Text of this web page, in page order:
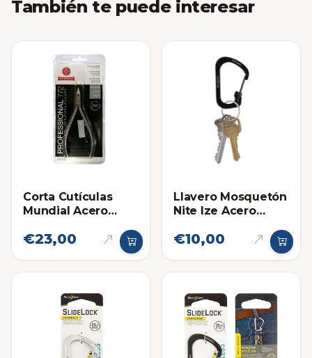
También te puede interesar
Corta Cutículas
Mundial Acero
€23,00
Llavero Mosquetón
Nite Ize Acero
#2
€10,00